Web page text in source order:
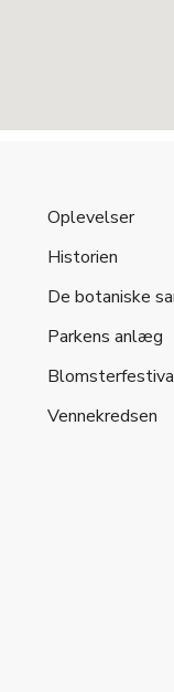
Oplevelser
Historien
De botaniske
Parkens anlæg
Vennekredsen